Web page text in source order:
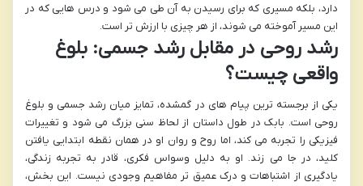
دارد، بلکه مسیری که برای رسیدن به آن طی می شود و درس هایی که در
این مسیر آموخته می شوند، از هر چیزی با ارزش تر است.
رشد روحی در مقابل رشد جسمی: بلوغ
واقعی چیست؟
یکی از برجسته ترین پیام های در گمشده، تمایز میان رشد جسمی و بلوغ
روحی است. بابک در طول داستان از لحاظ سنی بزرگ می شود و تغییرات
فیزیکی را تجربه می کند، اما روح و روان او در همان نقطه ابتدایی یافتن
کلید، در جا می زند. او به دلیل وسواس فکری، قادر به تجربه زندگی،
یادگیری از اشتباهات و درک عمیق تر مفاهیم وجودی نیست. این بخش،